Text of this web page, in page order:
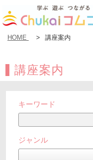
HOME > 講座案内
講座案内
キーワード
ジャンル